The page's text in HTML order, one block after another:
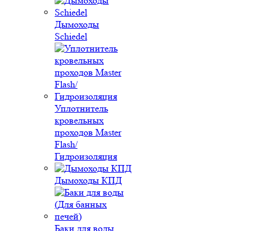
Дымоходы
Schiedel
Уплотнитель
кровельных
проходов Master
Flash/
Гидроизоляция
Дымоходы КПД
Баки для воды